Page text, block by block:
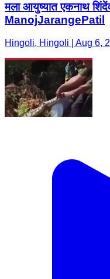
मला आयुष्यात एकनाथ
ManojJarangePatil
Hingoli, Hingoli | Aug 6,